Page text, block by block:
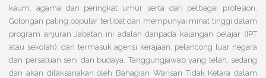
kaum, agama dan peringkat umur serta dari pelbagai profesion.
Golongan paling popular terlibat dan mempunyai minat tinggi dalam
program anjuran Jabatan ini adalah daripada kalangan pelajar (IPT
atau sekolah), dan termasuk agensi kerajaan, pelancong luar negara
dan persatuan seni dan budaya. Tanggungjawab yang telah, sedang
dan akan dilaksanakan oleh Bahagian Warisan Tidak Ketara dalam